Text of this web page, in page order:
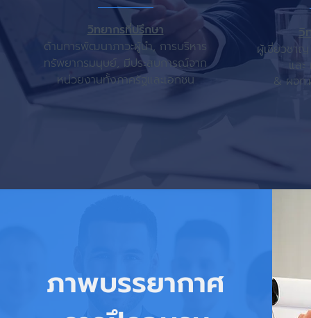
วิทยากรที่ปรึกษา
ด้านการพัฒนาภาวะผู้นำ, การบริหาร
ทรัพยากรมนุษย์, มีประสบการณ์จาก
หน่วยงานทั้งภาครัฐและเอกชน
วิ
ผู้เชี่ยวชา
แล
& ผจก.
ภาพบรรยากาศ